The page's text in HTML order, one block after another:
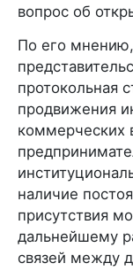
вопрос об
По его
протокольная
продвижения
коммерческих
наличие
присутствия
дальнейшему
связей между